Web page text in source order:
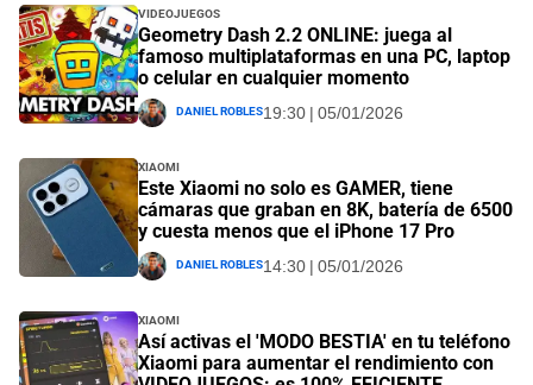
Videojuegos
Geometry Dash 2.2 ONLINE: juega al
famoso multiplataformas en una PC, laptop
o celular en cualquier momento
Daniel Robles19:30 | 05/01/2026
Xiaomi
Este Xiaomi no solo es GAMER, tiene
cámaras que graban en 8K, batería de 6500
y cuesta menos que el iPhone 17 Pro
Daniel Robles14:30 | 05/01/2026
Xiaomi
Así activas el 'MODO BESTIA' en tu teléfono
Xiaomi para aumentar el rendimiento con